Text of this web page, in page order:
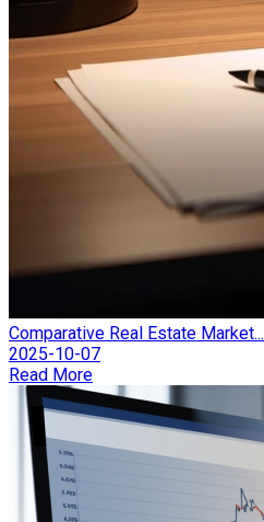
Comparative Real Estate Market...
2025-10-07
Read More